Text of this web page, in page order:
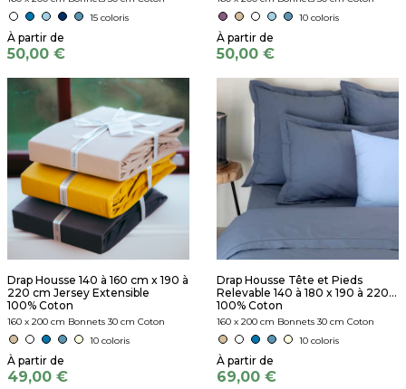
15 coloris
50,00 €
10 coloris
50,00 €
Drap Housse 140 à 160 cm x 190 à
220 cm Jersey Extensible
100% Coton
160 x 200 cm Bonnets 30 cm Coton
10 coloris
49,00 €
Drap Housse Tête et Pieds
Relevable 140 à 180 x 190 à 220...
100% Coton
160 x 200 cm Bonnets 30 cm Coton
10 coloris
69,00 €